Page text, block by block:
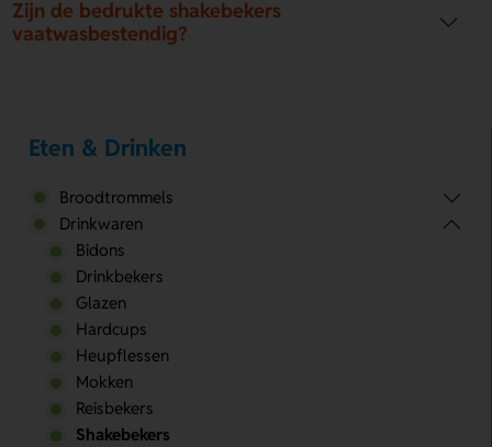
Zijn de bedrukte shakebekers
vaatwasbestendig?
Eten & Drinken
Broodtrommels
Drinkwaren
Bidons
Drinkbekers
Glazen
Hardcups
Heupflessen
Mokken
Reisbekers
Shakebekers